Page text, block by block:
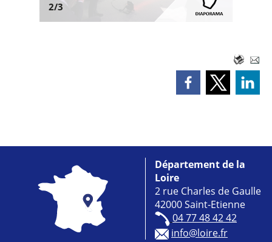
2/3
Département de la
Loire
2 rue Charles de Gaulle
42000 Saint-Etienne
04 77 48 42 42
info@loire.fr